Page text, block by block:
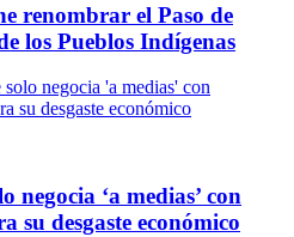
renombrar el Paso de
los Pueblos Indígenas
negocia ‘a medias’ con
su desgaste económico